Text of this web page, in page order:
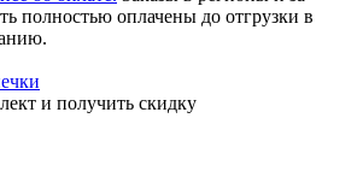
полностью оплачены до отгрузки в
и получить скидку